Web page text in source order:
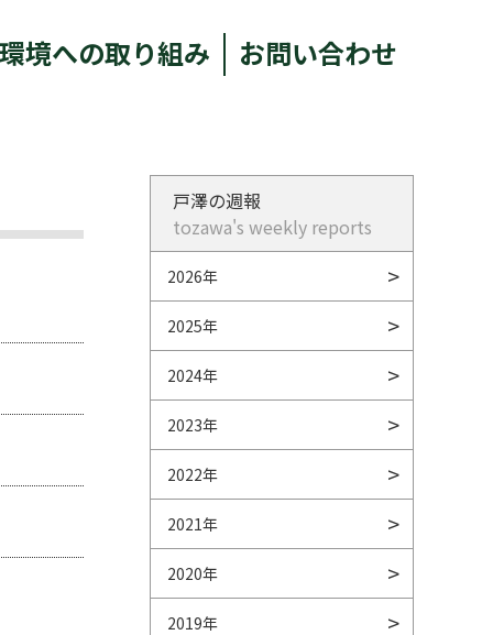
環境への取り組み お問い合わせ
戸澤の週報
tozawa's weekly reports
2026年
2025年
2024年
2023年
2022年
2021年
2020年
2019年